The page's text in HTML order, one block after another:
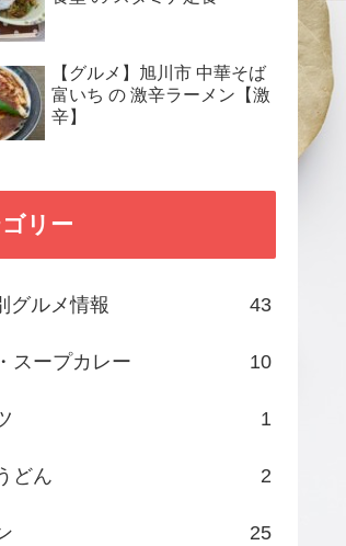
【グルメ】旭川市 中華そば
富いち の 激辛ラーメン【激
辛】
リー
グルメ情報 43
スープカレー 10
1
どん 2
25